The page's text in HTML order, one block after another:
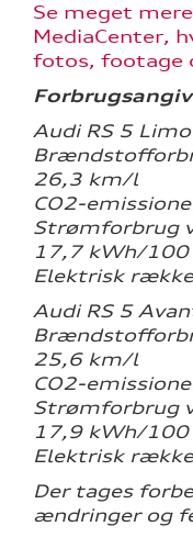
Se meget
MediaCenter,
fotos, footage
Audi RS 5
26,3 km/l
CO2-
Strømforbrug
17,7 kWh/100
Elektrisk
Audi RS 5
25,6 km/l
CO2-
Strømforbrug
17,9 kWh/100
Elektrisk
Der tages
ændringer og